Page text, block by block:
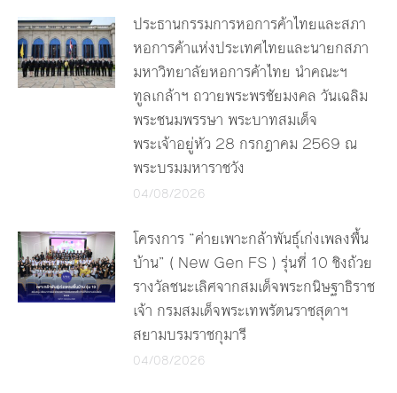
ประธานกรรมการหอการค้าไทยและสภา
หอการค้าแห่งประเทศไทยและนายกสภา
มหาวิทยาลัยหอการค้าไทย นำคณะฯ
ทูลเกล้าฯ ถวายพระพรชัยมงคล วันเฉลิม
พระชนมพรรษา พระบาทสมเด็จ
พระเจ้าอยู่หัว 28 กรกฎาคม 2569 ณ
พระบรมมหาราชวัง
04/08/2026
โครงการ “ค่ายเพาะกล้าพันธุ์เก่งเพลงพื้น
บ้าน” ( New Gen FS ) รุ่นที่ 10 ชิงถ้วย
รางวัลชนะเลิศจากสมเด็จพระกนิษฐาธิราช
เจ้า กรมสมเด็จพระเทพรัตนราชสุดาฯ
สยามบรมราชกุมารี
04/08/2026